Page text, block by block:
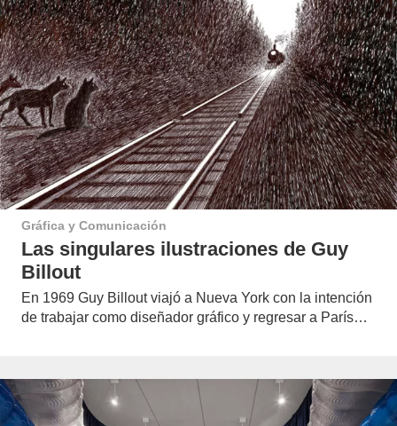
Gráfica y Comunicación
Las singulares ilustraciones de Guy
Billout
En 1969 Guy Billout viajó a Nueva York con la intención
de trabajar como diseñador gráfico y regresar a París…